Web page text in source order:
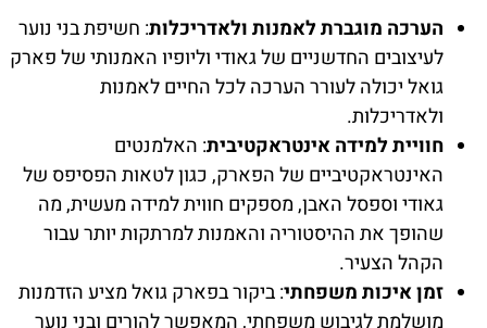
הערכה מוגברת לאמנות ולאדריכלות: חשיפת בני נוער
לעיצובים החדשניים של גאודי וליופיו האמנותי של פארק
גואל יכולה לעורר הערכה לכל החיים לאמנות
ולאדריכלות.
חוויית למידה אינטראקטיבית: האלמנטים
האינטראקטיביים של הפארק, כגון לטאות הפסיפס של
גאודי וספסל האבן, מספקים חווית למידה מעשית, מה
שהופך את ההיסטוריה והאמנות למרתקות יותר עבור
הקהל הצעיר.
זמן איכות משפחתי: ביקור בפארק גואל מציע הזדמנות
מושלמת לגיבוש משפחתי, המאפשר להורים ובני נוער